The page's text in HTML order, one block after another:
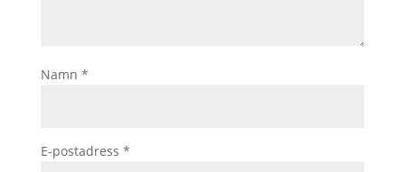
Namn *
E-postadress *